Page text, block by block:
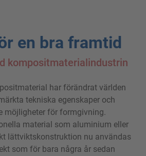
en bra framtid
kompositmaterialindustrin
har förändrat världen
tekniska egenskaper och
möjligheter för formgivning.
material som aluminium eller
lättviktskonstruktion nu användas
som för bara några år sedan